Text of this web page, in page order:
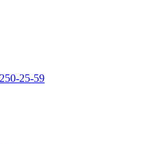
25-59